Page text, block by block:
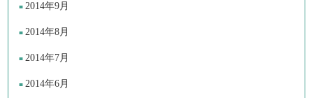
2014年9月
2014年8月
2014年7月
2014年6月